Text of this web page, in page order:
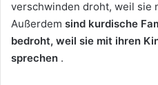
verschwinden droht, weil sie
Außerdem sind kurdische
bedroht, weil sie mit ihren
sprechen .